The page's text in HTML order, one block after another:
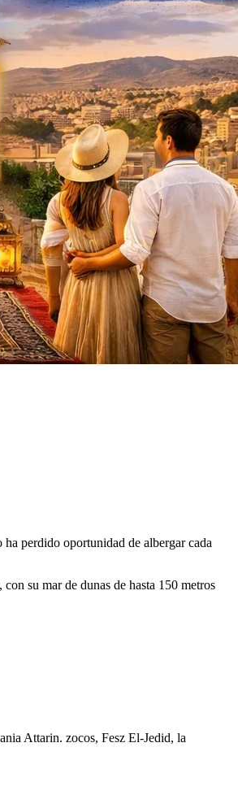
perdido oportunidad de albergar cada
su mar de dunas de hasta 150 metros
Attarin. zocos, Fesz El-Jedid, la